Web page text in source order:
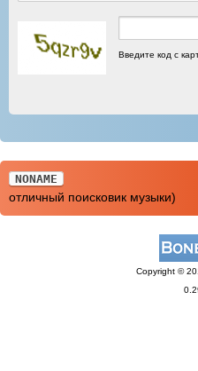
Введите код с
NONAME
отличный поисковик музыки)
Copyright ©